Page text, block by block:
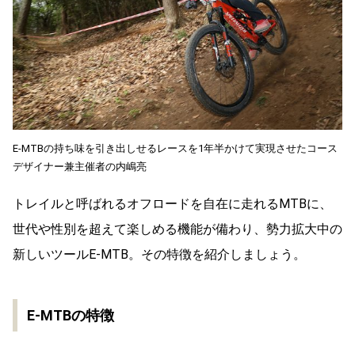
E-MTBの持ち味を引き出しせるレースを1年半かけて実現させたコース
デザイナー兼主催者の内嶋亮
トレイルと呼ばれるオフロードを自在に走れるMTBに、
世代や性別を超えて楽しめる機能が備わり、勢力拡大中の
新しいツールE-MTB。その特徴を紹介しましょう。
E-MTBの特徴